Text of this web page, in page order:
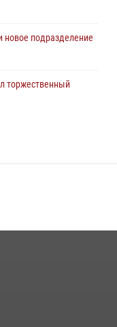
новое подразделение
торжественный
воинской части